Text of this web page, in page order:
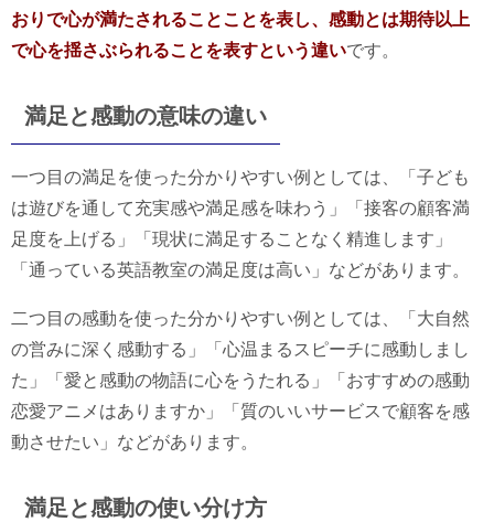
おりで心が満たされることことを表し、感動とは期待以上
で心を揺さぶられることを表すという違いです。
満足と感動の意味の違い
一つ目の満足を使った分かりやすい例としては、「子ども
は遊びを通して充実感や満足感を味わう」「接客の顧客満
足度を上げる」「現状に満足することなく精進します」
「通っている英語教室の満足度は高い」などがあります。
二つ目の感動を使った分かりやすい例としては、「大自然
の営みに深く感動する」「心温まるスピーチに感動しまし
た」「愛と感動の物語に心をうたれる」「おすすめの感動
恋愛アニメはありますか」「質のいいサービスで顧客を感
動させたい」などがあります。
満足と感動の使い分け方